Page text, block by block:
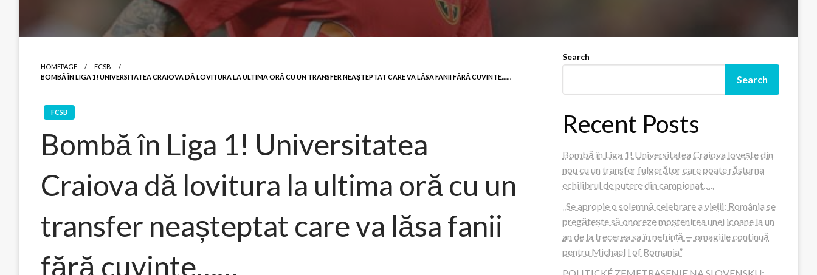
HOMEPAGE
FCSB
BOMBĂ ÎN LIGA 1! UNIVERSITATEA CRAIOVA DĂ LOVITURA LA ULTIMA ORĂ CU UN TRANSFER NEAȘTEPTAT CARE VA LĂSA FANII FĂRĂ CUVINTE……
FCSB
Bombă în Liga 1! Universitatea
Craiova dă lovitura la ultima oră cu un
transfer neașteptat care va lăsa fanii
fără cuvinte……
Search
Search
Recent Posts
Bombă în Liga 1! Universitatea Craiova lovește din
nou cu un transfer fulgerător care poate răsturna
echilibrul de putere din campionat…..
„Se apropie o solemnă celebrare a vieții: România se
pregătește să onoreze moștenirea unei icoane la un
an de la trecerea sa în neființă — omagiile continuă
pentru Michael I of Romania”